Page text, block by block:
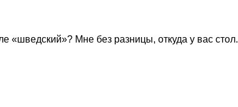
«шведский»? Мне без разницы, откуда у вас стол.